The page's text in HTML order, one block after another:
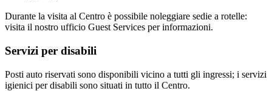
Durante la visita al Centro è possibile noleggiare sedie a rotelle:
visita il nostro ufficio Guest Services per informazioni.
Servizi per disabili
Posti auto riservati sono disponibili vicino a tutti gli ingressi; i servizi
igienici per disabili sono situati in tutto il Centro.